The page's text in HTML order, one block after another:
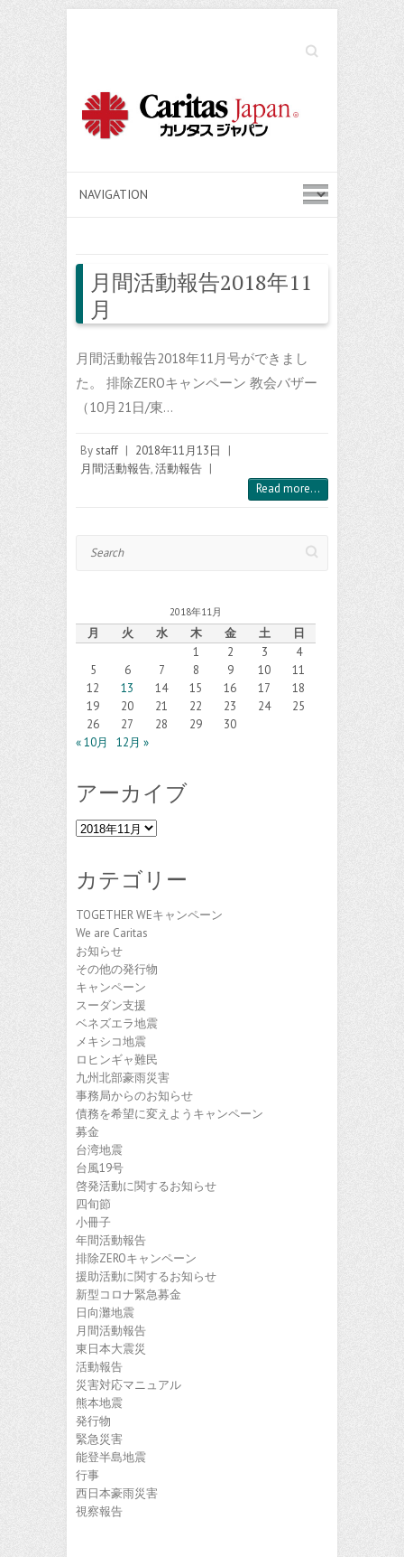
Search
月間活動報告2018年11
月
月間活動報告2018年11月号ができまし
た。 排除ZEROキャンペーン 教会バザー
（10月21日/東…
Bystaff | 2018年11月13日
|
月間活動報告,活動報告 |
Read more...
2018年11月
月 火 水 木 金 土
日
1
2 3
4
5
6 7 8 9 10
11
12
13 14 15 16 17
18
19
20 21 22 23 24
25
26
27 28 29
30
« 10月
12月 »
アーカイブ
ア
イ
カテゴリー
TOGETHER WEキャンペーン
We are Caritas
お知らせ
その他の発行物
キャンペーン
スーダン支援
ベネズエラ地震
メキシコ地震
ロヒンギャ難民
九州北部豪雨災害
事務局からのお知らせ
債務を希望に変えようキャンペーン
募金
台湾地震
台風19号
啓発活動に関するお知らせ
四旬節
小冊子
年間活動報告
排除ZEROキャンペーン
援助活動に関するお知らせ
新型コロナ緊急募金
日向灘地震
月間活動報告
東日本大震災
活動報告
災害対応マニュアル
熊本地震
発行物
緊急災害
能登半島地震
行事
西日本豪雨災害
視察報告